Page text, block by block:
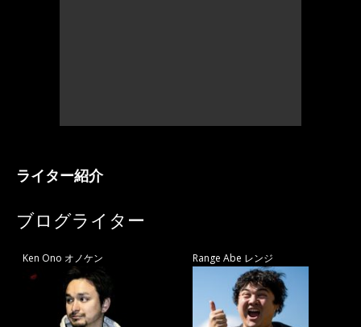
ライター紹介
ブログライター
Ken Ono オノケン Range Abe レンジ